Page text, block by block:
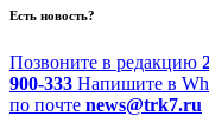
Есть новость?
Позвоните в редакцию
900-333 Напишите в
по почте news@trk7.ru